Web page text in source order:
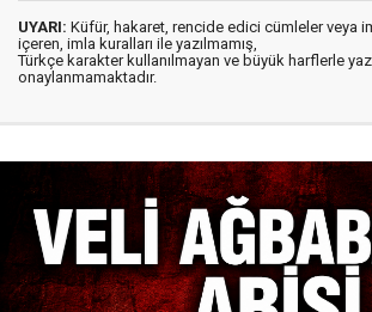
UYARI: Küfür, hakaret, rencide edici cümleler veya
içeren, imla kuralları ile yazılmamış,
Türkçe karakter kullanılmayan ve büyük harflerle
onaylanmamaktadır.